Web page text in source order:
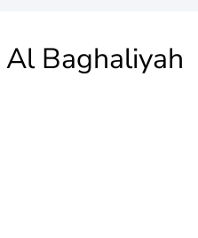
Al Baghaliyah